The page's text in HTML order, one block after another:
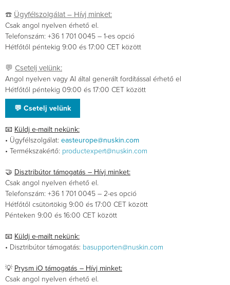
☎️ Ügyfélszolgálat – Hívj minket:
Csak angol nyelven érhető el.
Telefonszám: +36 1 701 0045 – 1-es opció
Hétfőtől péntekig 9:00 és 17:00 CET között
💬 Csetelj velünk:
Angol nyelven vagy AI által generált fordítással érhető el
Hétfőtől péntekig 09:00 és 17:00 CET között
💬 Csetelj velünk
📧 Küldj e-mailt nekünk:
• Ügyfélszolgálat: easteurope@nuskin.com
• Termékszakértő: productexpert@nuskin.com
🤝 Disztribútor támogatás – Hívj minket:
Csak angol nyelven érhető el.
Telefonszám: +36 1 701 0045 – 2-es opció
Hétfőtől csütörtökig 9:00 és 17:00 CET között
Pénteken 9:00 és 16:00 CET között
📧 Küldj e-mailt nekünk:
• Disztribútor támogatás: basupporten@nuskin.com
💡 Prysm iO támogatás – Hívj minket:
Csak angol nyelven érhető el.